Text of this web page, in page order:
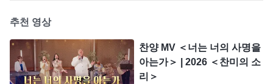
추천 영상
찬양 MV ＜너는 너의 사명을
아는가＞ | 2026 ＜찬미의 소
리＞